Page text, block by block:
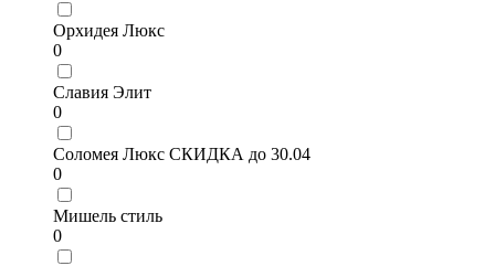
Орхидея Люкс
0
Славия Элит
0
Соломея Люкс СКИДКА до 30.04
0
Мишель стиль
0